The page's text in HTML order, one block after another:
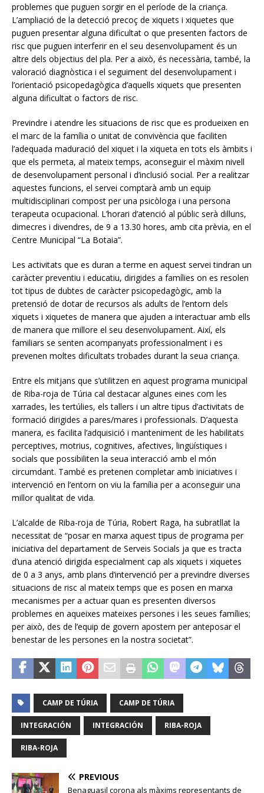
problemes que puguen sorgir en el període de la criança.
L’ampliació de la detecció precoç de xiquets i xiquetes que
puguen presentar alguna dificultat o que presenten factors de
risc que puguen interferir en el seu desenvolupament és un
altre dels objectius del pla. Per a això, és necessària, també, la
valoració diagnòstica i el seguiment del desenvolupament i
l’orientació psicopedagògica d’aquells xiquets que presenten
alguna dificultat o factors de risc.
Previndre i atendre les situacions de risc que es produeixen en
el marc de la família o unitat de convivència que faciliten
l’adequada maduració del xiquet i la xiqueta en tots els àmbits i
que els permeta, al mateix temps, aconseguir el màxim nivell
de desenvolupament personal i d’inclusió social. Per a realitzar
aquestes funcions, el servei comptarà amb un equip
multidisciplinari compost per una psicòloga i una persona
terapeuta ocupacional. L’horari d’atenció al públic serà dilluns,
dimecres i divendres, de 9 a 13.30 hores, amb cita prèvia, en el
Centre Municipal “La Botaia”.
Les activitats que es duran a terme en aquest servei tindran un
caràcter preventiu i educatiu, dirigides a famílies on es resolen
tot tipus de dubtes de caràcter psicopedagògic, amb la
pretensió de dotar de recursos als adults de l’entorn dels
xiquets i xiquetes de manera que ajuden a interactuar amb ells
de manera que millore el seu desenvolupament. Així, els
familiars se senten acompanyats professionalment i es
prevenen moltes dificultats trobades durant la seua criança.
Entre els mitjans que s’utilitzen en aquest programa municipal
de Riba-roja de Túria cal destacar algunes eines com les
xarrades, les tertúlies, els tallers i un altre tipus d’activitats de
formació dirigides a pares/mares i professionals. D’aquesta
manera, es facilita l’adquisició i manteniment de les habilitats
perceptives, motrius, cognitives, afectives, lingüístiques i
socials que possibiliten la seua interacció amb el món
circumdant. També es pretenen completar amb iniciatives i
intervenció en l’entorn on viu la família per a aconseguir una
millor qualitat de vida.
L’alcalde de Riba-roja de Túria, Robert Raga, ha subratllat la
necessitat de “posar en marxa aquest tipus de programa per
iniciativa del departament de Serveis Socials ja que es tracta
d’una atenció dirigida especialment cap als xiquets i xiquetes
de 0 a 3 anys, amb plans d’intervenció per a previndre diverses
situacions de risc al mateix temps que es posen en marxa
mecanismes per a actuar quan es presenten diversos
problemes en aqueixes mateixes persones i les seues famílies;
per això, des de l’equip de govern apostem per anteposar el
benestar de les persones en la nostra societat”.
CAMP DE TÚRIA CAMP DE TÚRIA
INTEGRACIÓN INTEGRACIÓN RIBA-ROJA
RIBA-ROJA
PREVIOUS
Benaguasil corona als màxims representants de